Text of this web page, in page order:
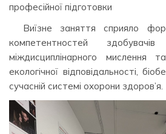
професійної підготовки
Виїзне заняття сприяло
компетентностей
міждисциплінарного мислення
екологічної відповідальності,
сучасній системі охорони здоров’я.